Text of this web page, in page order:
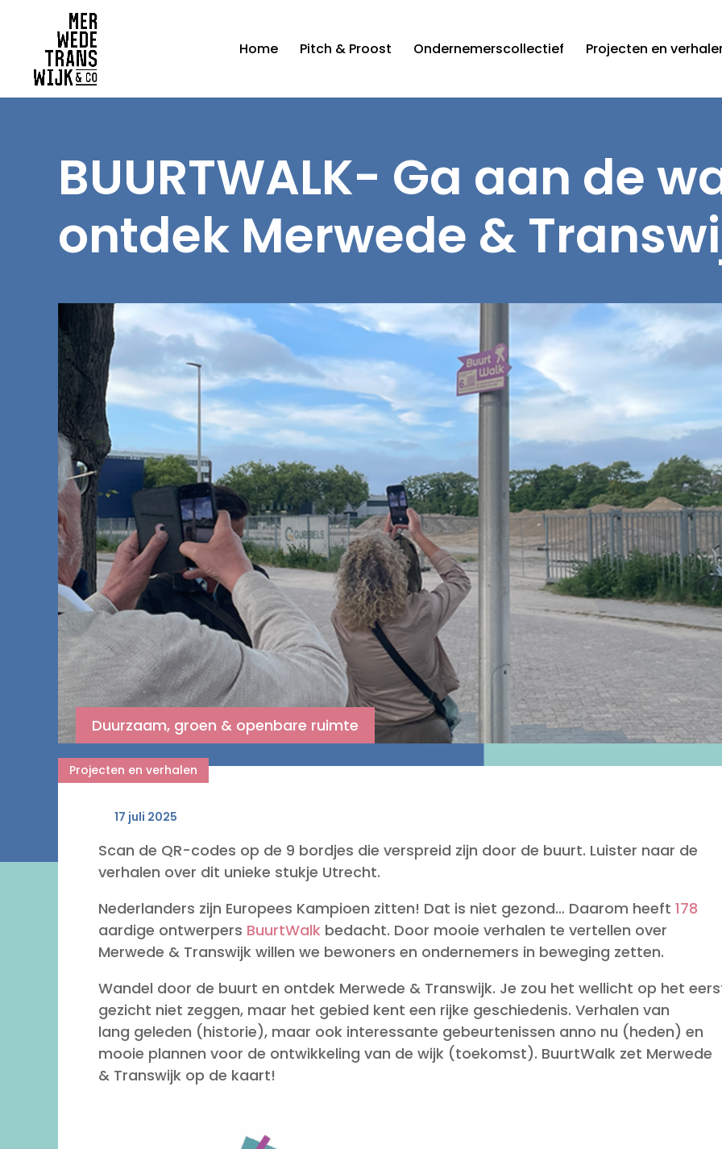
Home Pitch & Proost Ondernemerscollectief Projecten en
BUURTWALK- Ga aan de
ontdek Merwede &
Duurzaam, groen & openbare ruimte
Projecten en verhalen
17 juli 2025
Scan de QR-codes op de 9 bordjes die verspreid zijn door de buurt. Luister naar de
verhalen over dit unieke stukje Utrecht.
Nederlanders zijn Europees Kampioen zitten! Dat is niet gezond… Daarom heeft 178
aardige ontwerpers BuurtWalk bedacht. Door mooie verhalen te vertellen over
Merwede & Transwijk willen we bewoners en ondernemers in beweging zetten.
Wandel door de buurt en ontdek Merwede & Transwijk. Je zou het wellicht op het
gezicht niet zeggen, maar het gebied kent een rijke geschiedenis. Verhalen van
lang geleden (historie), maar ook interessante gebeurtenissen anno nu (heden) en
mooie plannen voor de ontwikkeling van de wijk (toekomst). BuurtWalk zet Merwede
& Transwijk op de kaart!